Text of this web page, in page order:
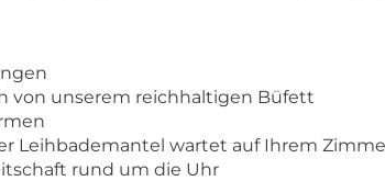
von unserem reichhaltigen Büfett
Leihbademantel wartet auf Ihrem
rund um die Uhr